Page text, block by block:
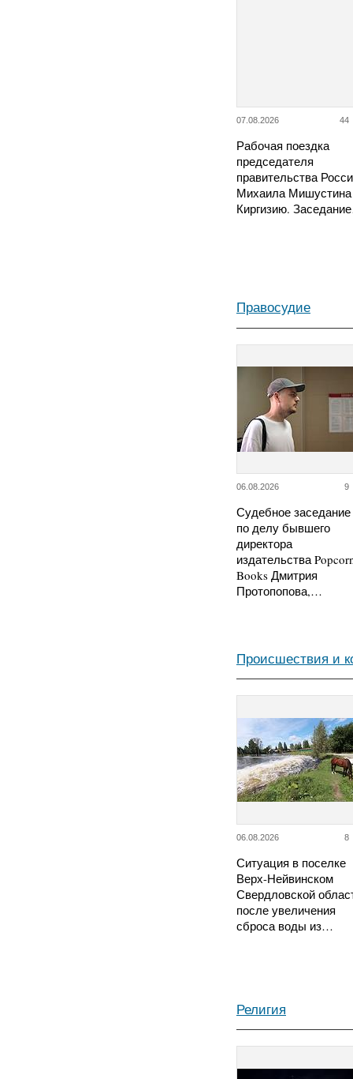
07.08.2026 44
Рабочая поездка
председателя
правительства
Михаила
Киргизию.
Правосудие
06.08.2026 9
Судебное заседание
по делу бывшего
директора
издательства
Books Дмитрия
Протопопова,…
Происшествия и
06.08.2026 8
Ситуация в поселке
Верх-Нейвинском
Свердловской
после увеличения
сброса воды из…
Религия